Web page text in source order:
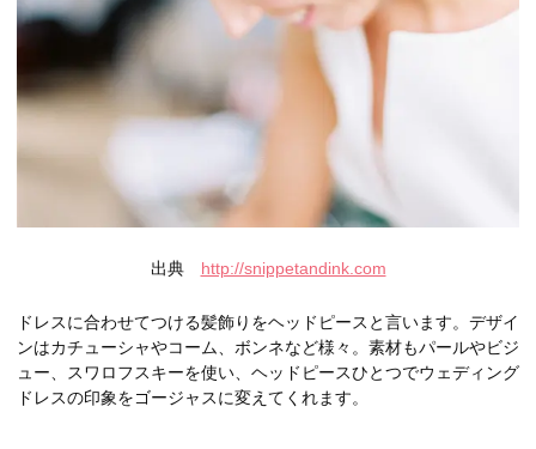
出典 http://snippetandink.com
ドレスに合わせてつける髪飾りをヘッドピースと言います。デザイ
ンはカチューシャやコーム、ボンネなど様々。素材もパールやビジ
ュー、スワロフスキーを使い、ヘッドピースひとつでウェディング
ドレスの印象をゴージャスに変えてくれます。